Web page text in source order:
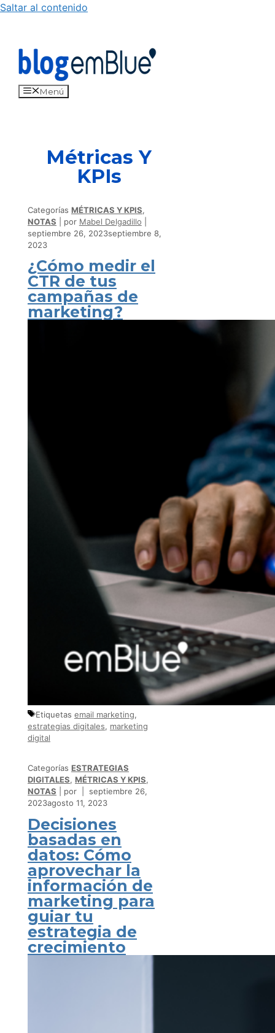
Saltar al contenido
Menú
Métricas Y
KPIs
Categorías MÉTRICAS Y KPIS,
NOTAS
por Mabel Delgadillo
septiembre 26, 2023septiembre 8,
2023
¿Cómo medir el
CTR de tus
campañas de
marketing?
Etiquetas email marketing,
estrategias digitales, marketing
digital
Categorías ESTRATEGIAS
DIGITALES, MÉTRICAS Y KPIS,
NOTAS
por
septiembre 26,
2023agosto 11, 2023
Decisiones
basadas en
datos: Cómo
aprovechar la
información de
marketing para
guiar tu
estrategia de
crecimiento